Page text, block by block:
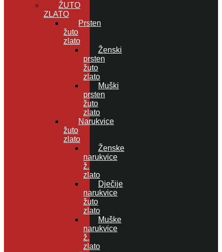
ŽUTO
ZLATO
Prsten
žuto
zlato
Ženski
prsten
žuto
zlato
Muški
prsten
žuto
zlato
Narukvice
žuto
zlato
Ženske
narukvice
ž.
zlato
Dječije
narukvice
žuto
zlato
Muške
narukvice
ž.
zlato